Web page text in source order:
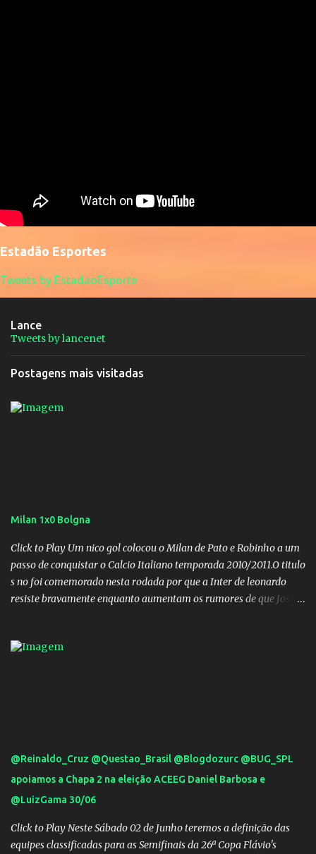
Estadão Esportes
Tweets by EstadaoEsporte
Lance
Tweets by lancenet
Postagens mais visitadas
Milan 1x0 Bolgna
Click to Play Um nico gol colocou o Milan de Pato e Robinho a um
passo de conquistar o Calcio Italiano temporada 2010/2011.O titulo
s no foi comemorado nesta rodada por que a Inter de leonardo
resiste bravamente enquanto aumentam os rumores de que Jos
definido e tem o Milan como virtual campeao. ;
@Reinaldo_Cruz @Questao_Brasil @Blogdozurc @BUG_SPL
apoiamos a Chapa 2 na eleição ACEEG Daniel Barbosa e
@LuizGama 30/06
Click to Play Neste Sábado 02 de Junho teremos a definição das
equipes classificadas para as Semifinais da 26ª Copa Flávio's